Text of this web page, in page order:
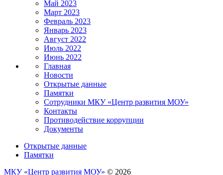
Май 2023
Март 2023
Февраль 2023
Январь 2023
Август 2022
Июль 2022
Июнь 2022
Главная
Новости
Открытые данные
Памятки
Сотрудники МКУ «Центр развития МОУ»
Контакты
Противодействие коррупции
Документы
Открытые данные
Памятки
МКУ «Центр развития МОУ» © 2026